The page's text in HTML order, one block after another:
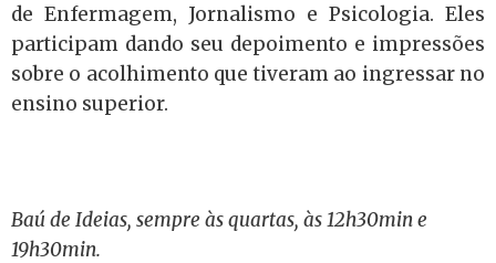
de Enfermagem, Jornalismo e Psicologia. Eles
participam dando seu depoimento e impressões
sobre o acolhimento que tiveram ao ingressar no
ensino superior.
Baú de Ideias, sempre às quartas, às 12h30min e
19h30min.